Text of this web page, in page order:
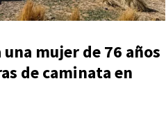
una mujer de 76 años
de caminata en